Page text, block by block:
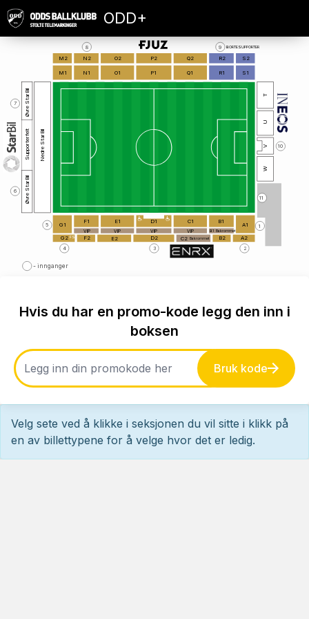
ODD+
M2 N2 O2 P2 Q2 R2 S2
M1 N1 O1 P1 Q1 R1 S1
G1 F1 E1 D1 C1 B1 A1
G2 F2 E2 D2 C2 Bakrommet B2 A2
VIP VIP VIP VIP B1 Bakrommet
Nedre StarBil
Øvre StarBil
Øvre StarBil
Supporterfelt
W
U
T
V
BORTESUPPORTER
FS
10
1
2
3
8 9
4
5
6
7
- innganger
11
Hvis du har en promo-kode legg den inn i
boksen
Bruk kode
Velg sete ved å klikke i seksjonen du vil sitte i klikk på
en av billettypene for å velge hvor det er ledig.